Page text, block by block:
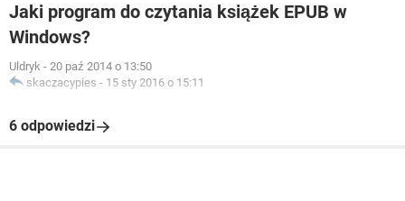
Jaki program do czytania książek EPUB w
Windows?
Uldryk - 20 paź 2014 o 13:50
skaczacypies - 15 sty 2016 o 15:11
6 odpowiedzi